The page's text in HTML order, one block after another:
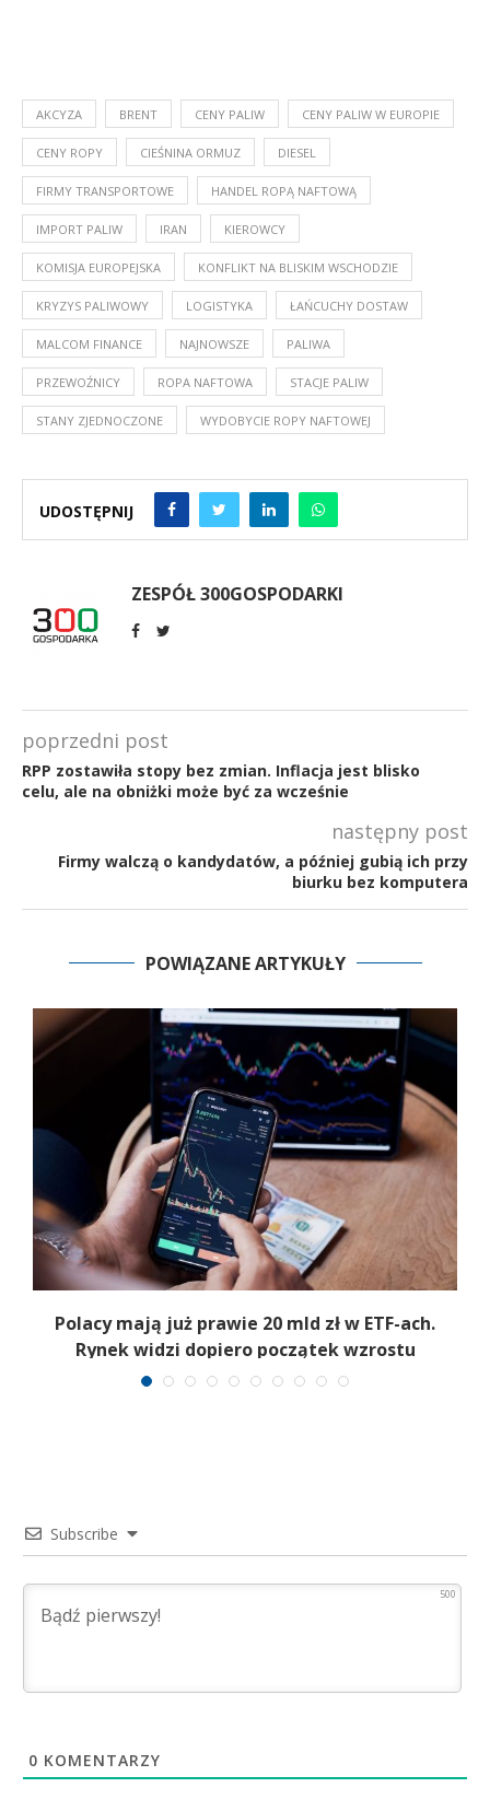
AKCYZA BRENT CENY PALIW CENY PALIW W EUROPIE
CENY ROPY CIEŚNINA ORMUZ DIESEL
FIRMY TRANSPORTOWE HANDEL ROPĄ NAFTOWĄ
IMPORT PALIW IRAN KIEROWCY
KOMISJA EUROPEJSKA KONFLIKT NA BLISKIM WSCHODZIE
KRYZYS PALIWOWY LOGISTYKA ŁAŃCUCHY DOSTAW
MALCOM FINANCE NAJNOWSZE PALIWA
PRZEWOŹNICY ROPA NAFTOWA STACJE PALIW
STANY ZJEDNOCZONE WYDOBYCIE ROPY NAFTOWEJ
UDOSTĘPNIJ
ZESPÓŁ 300GOSPODARKI
poprzedni post
RPP zostawiła stopy bez zmian. Inflacja jest blisko
celu, ale na obniżki może być za wcześnie
następny post
Firmy walczą o kandydatów, a później gubią ich przy
biurku bez komputera
POWIĄZANE ARTYKUŁY
Polacy mają już prawie 20 mld zł w ETF-ach.
Rynek widzi dopiero początek wzrostu
Subscribe
500
0 KOMENTARZY